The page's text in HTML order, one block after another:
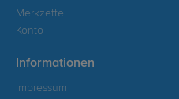
Merkzettel
Konto
Informationen
Impressum